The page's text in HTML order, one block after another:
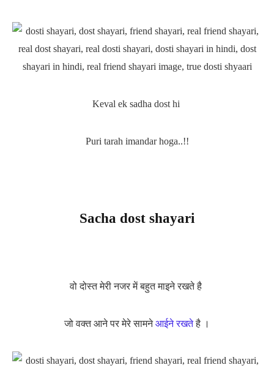
Keval ek sadha dost hi
Puri tarah imandar hoga..!!
Sacha dost shayari
वो दोस्त मेरी नजर में बहुत माइने रखते है
जो वक्त आने पर मेरे सामनेआईने रखतेहै ।